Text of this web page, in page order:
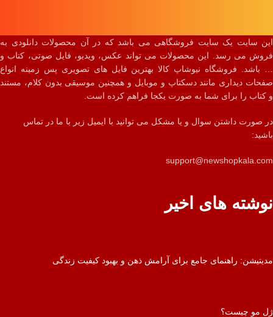
این سایت یک سایت فروشگاهی می باشد که در آن محصولات دانلودی به
فروش می رسد. این محصولات می تواند عکس، ویدیو، فایل صوتی، کتاب و
… باشد. فروشگاه نیوشاپ کالا بهترین فایل های تصویری پس زمینه انواع
صفحات دیداری مانند دسکتاپ و موبایل و همچنین موسیقی بدون کلام، مستند
و کتاب را برای شما به صورت یکجا فراهم کرده است.
در صورت داشتن سوال و یا مشکل می توانید با ایمیل زیر با ما در تماس
باشید:
support@newshopkala.com
نوشته های اخیر
مدیتیشن: راهنمای جامع برای آرامش ذهن و بهبود کیفیت زندگی
ژل مو چیست؟